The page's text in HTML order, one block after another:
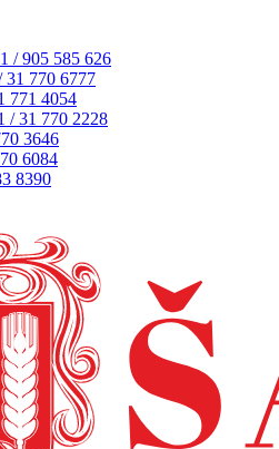
/ 905 585 626
31 770 6777
771 4054
/ 31 770 2228
3646
6084
8390